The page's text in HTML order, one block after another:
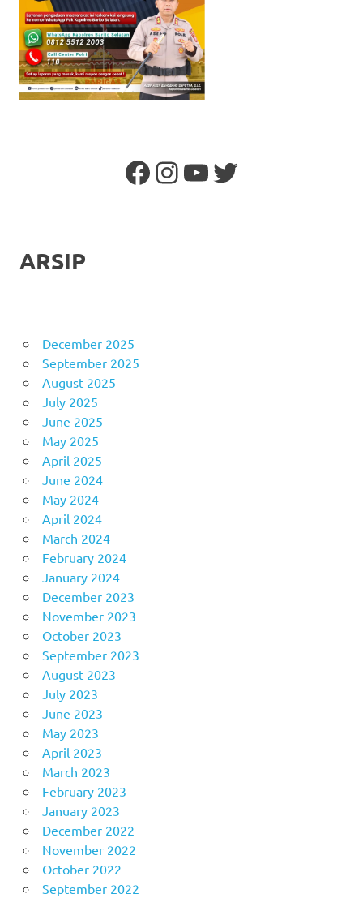
Facebook
Instagram
YouTube
Twitter
ARSIP
December 2025
September 2025
August 2025
July 2025
June 2025
May 2025
April 2025
June 2024
May 2024
April 2024
March 2024
February 2024
January 2024
December 2023
November 2023
October 2023
September 2023
August 2023
July 2023
June 2023
May 2023
April 2023
March 2023
February 2023
January 2023
December 2022
November 2022
October 2022
September 2022